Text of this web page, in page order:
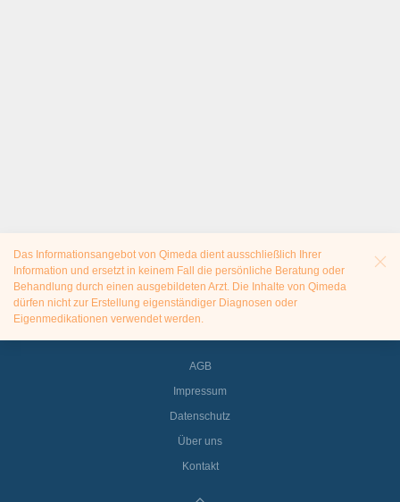
Das Informationsangebot von Qimeda dient ausschließlich Ihrer
Information und ersetzt in keinem Fall die persönliche Beratung oder
Behandlung durch einen ausgebildeten Arzt. Die Inhalte von Qimeda
dürfen nicht zur Erstellung eigenständiger Diagnosen oder
Eigenmedikationen verwendet werden.
AGB
Impressum
Datenschutz
Über uns
Kontakt